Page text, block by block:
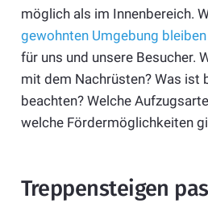
möglich als im Innenbereich.
gewohnten Umgebung bleiben
für uns und unsere Besucher.
mit dem Nachrüsten? Was ist
beachten? Welche
welche Fördermöglichkeiten
Treppensteigen